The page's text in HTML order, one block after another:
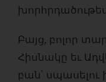
Բայց, բոլոր
Հիսնակը եւ
բան՝ սպասելու